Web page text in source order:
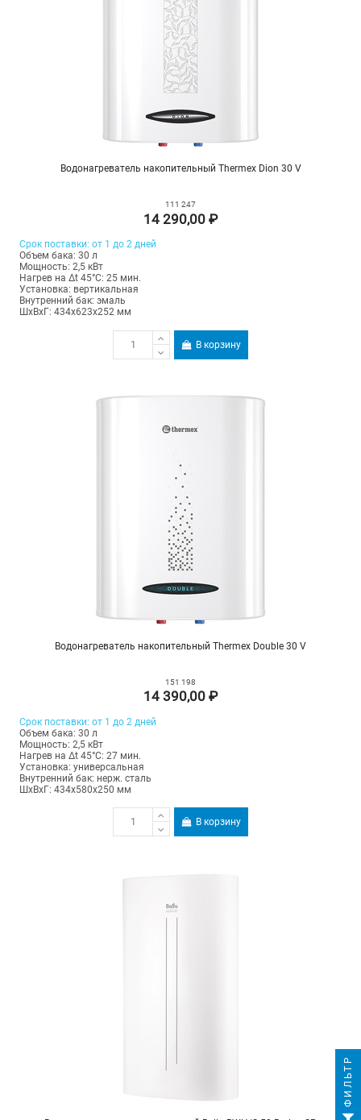
Водонагреватель накопительный Thermex Dion 30 V
111 247
14 290,00 ₽
Срок поставки: от 1 до 2 дней
Объем бака: 30 л
Мощность: 2,5 кВт
Нагрев на Δt 45°С: 25 мин.
Установка: вертикальная
Внутренний бак: эмаль
ШхВхГ: 434х623х252 мм
В корзину
Водонагреватель накопительный Thermex Double 30 V
151 198
14 390,00 ₽
Срок поставки: от 1 до 2 дней
Объем бака: 30 л
Мощность: 2,5 кВт
Нагрев на Δt 45°С: 27 мин.
Установка: универсальная
Внутренний бак: нерж. сталь
ШхВхГ: 434х580х250 мм
В корзину
ФИЛЬТР